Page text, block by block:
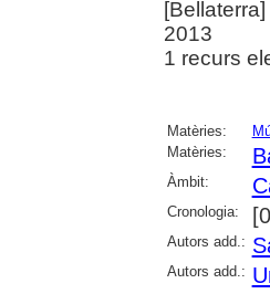
2013
1 recurs
Matèries:
Matèries:
Àmbit:
Cronologia:
Autors add.:
Autors add.: